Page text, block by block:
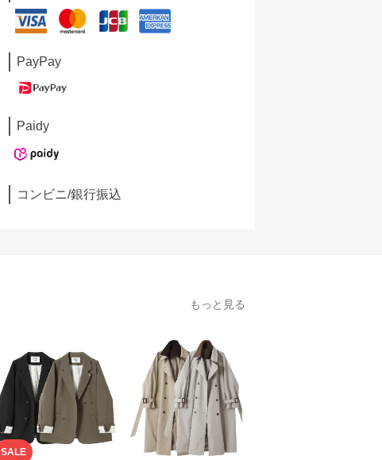
PayPay
Paidy
コンビニ/銀行振込
もっと見る
SALE